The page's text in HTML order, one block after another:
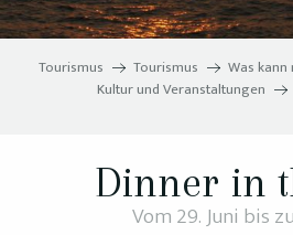
Tourismus Tourismus
Was
Kultur und Veranstaltungen
Dinner in
Vom 29. Juni bis